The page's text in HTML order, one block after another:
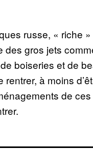
russe, « riche
des gros jets
boiseries et de
à moins
de